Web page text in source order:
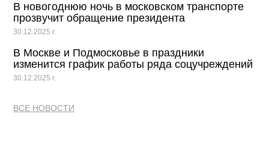
В новогоднюю ночь в московском транспорте
прозвучит обращение президента
30.12.2025 г.
В Москве и Подмосковье в праздники
изменится график работы ряда соцучреждений
30.12.2025 г.
ВСЕ НОВОСТИ